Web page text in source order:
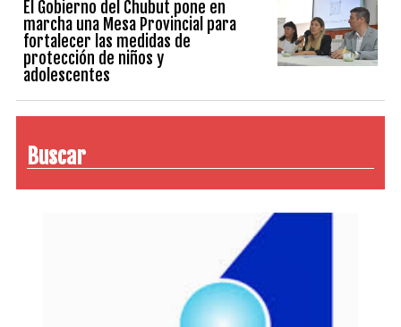
El Gobierno del Chubut pone en
marcha una Mesa Provincial para
fortalecer las medidas de
protección de niños y
adolescentes
Buscar